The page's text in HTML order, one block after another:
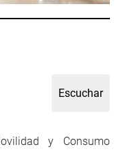
y Consumo